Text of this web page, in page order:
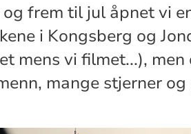
frem til jul åpnet vi
i Kongsberg og
mens vi filmet...),
mange stjerner